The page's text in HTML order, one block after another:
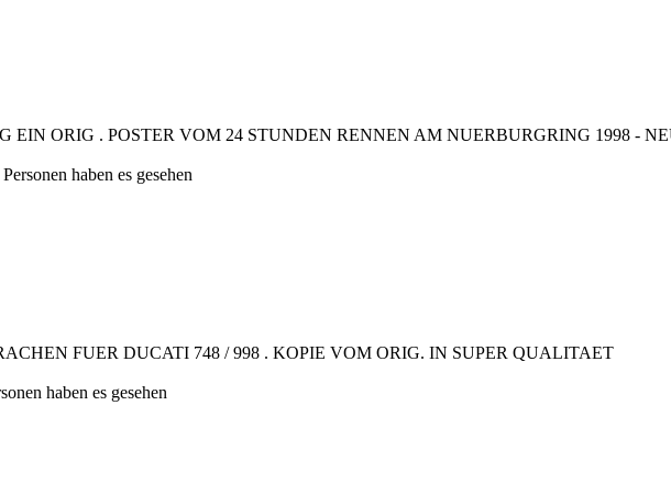
ORIG . POSTER VOM 24 STUNDEN RENNEN AM NUERBURGRING 1998 -
haben es gesehen
FUER DUCATI 748 / 998 . KOPIE VOM ORIG. IN SUPER QUALITAET
haben es gesehen